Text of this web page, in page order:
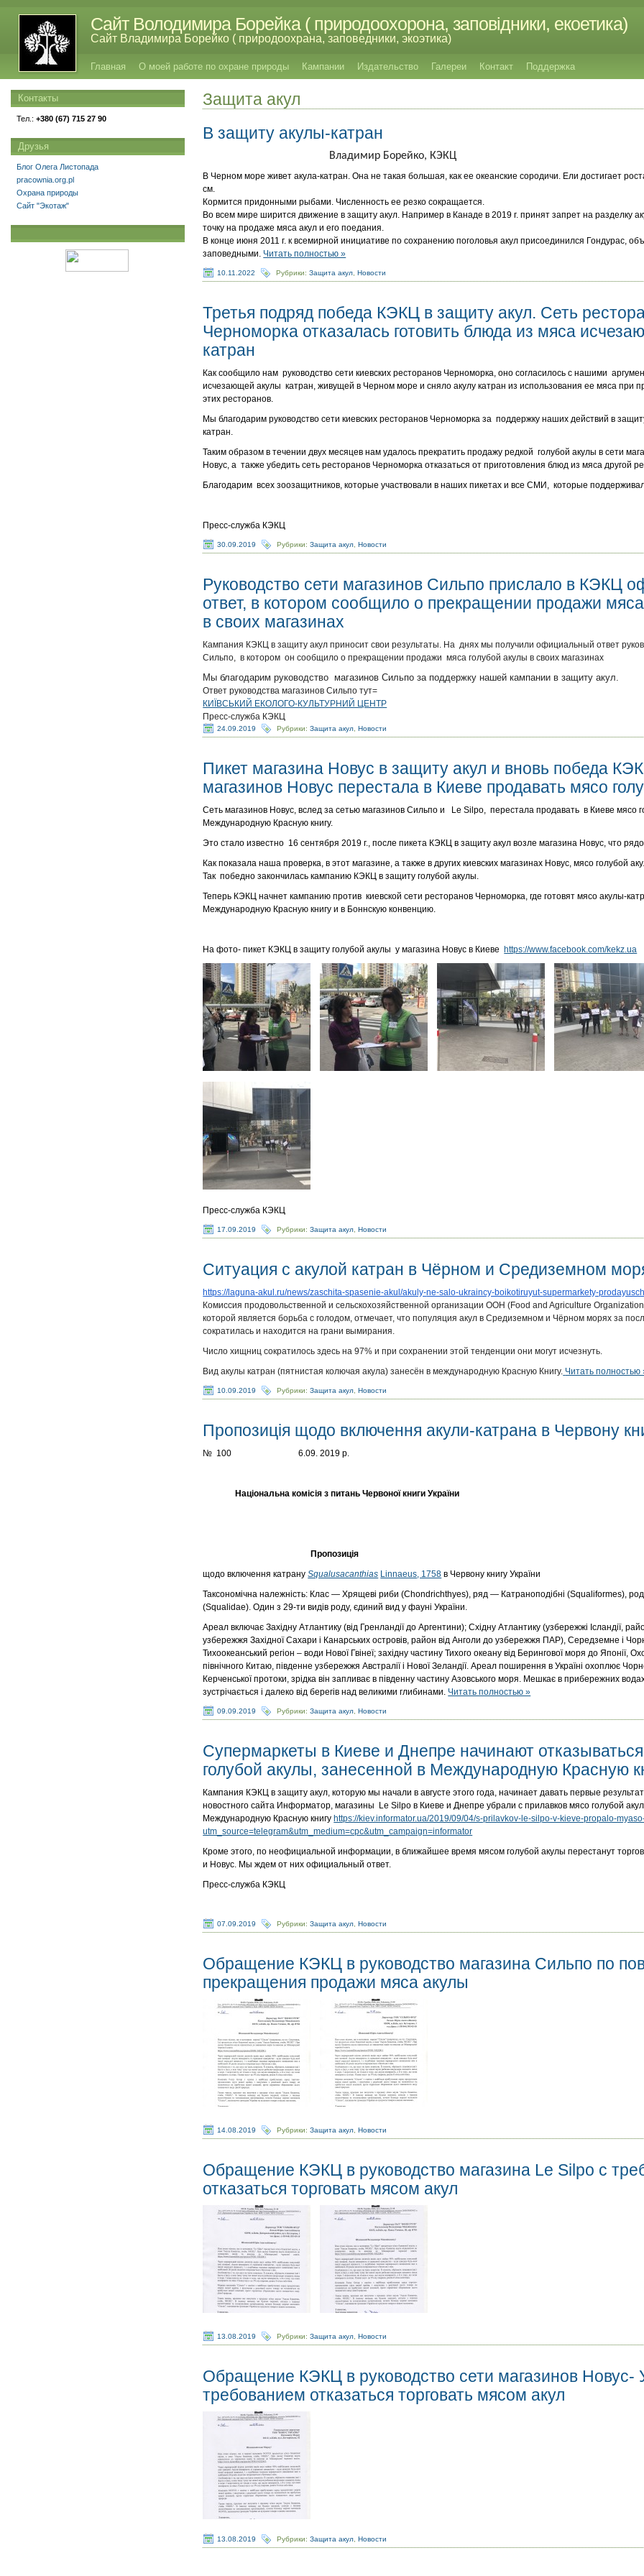
Сайт Володимира Борейка ( природоохорона, заповідники, екоетика)
Сайт Владимира Борейко ( природоохрана, заповедники, экоэтика)
Главная О моей работе по охране природы Кампании Издательство Галереи Контакт Поддержка
Защита акул
В защиту акулы-катран
Владимир Борейко, КЭКЦ
В Черном море живет акула-катран. Она не такая большая, как ее океанские сородичи. Ели достигает
см.
Кормится придонными рыбами. Численность ее резко сокращается.
Во всем мире ширится движение в защиту акул. Например в Канаде в 2019 г. принят запрет на разделку
точку на продаже мяса акул и его поедания.
В конце июня 2011 г. к всемирной инициативе по сохранению поголовья акул присоединился Гондурас,
заповедными. Читать полностью »
10.11.2022 Рубрики:Защита акул ,Новости
Третья подряд победа КЭКЦ в защиту акул. Сеть
Черноморка отказалась готовить блюда из мяса
катран
Как сообщило нам руководство сети киевских ресторанов Черноморка, оно согласилось с нашими
исчезающей акулы катран, живущей в Черном море и сняло акулу катран из использования ее мяса при
этих ресторанов.
Мы благодарим руководство сети киевских ресторанов Черноморка за поддержку наших действий в
катран.
Таким образом в течении двух месяцев нам удалось прекратить продажу редкой голубой акулы в сети
Новус, а также убедить сеть ресторанов Черноморка отказаться от приготовления блюд из мяса другой
Благодарим всех зоозащитников, которые участвовали в наших пикетах и все СМИ, которые
Пресс-служба КЭКЦ
30.09.2019 Рубрики:Защита акул ,Новости
Руководство сети магазинов Сильпо прислало в КЭКЦ
ответ, в котором сообщило о прекращении продажи
в своих магазинах
Кампания КЭКЦ в защиту акул приносит свои результаты. На днях мы получили официальный ответ
Сильпо, в котором он сообщило о прекращении продажи мяса голубой акулы в своих магазинах
Мы благодарим руководство магазинов Сильпо за поддержку нашей кампании в защиту акул.
Ответ руководства магазинов Сильпо тут=
КИЇВСЬКИЙ ЕКОЛОГО-КУЛЬТУРНИЙ ЦЕНТР
Пресс-служба КЭКЦ
24.09.2019 Рубрики:Защита акул ,Новости
Пикет магазина Новус в защиту акул и вновь победа
магазинов Новус перестала в Киеве продавать мясо
Сеть магазинов Новус, вслед за сетью магазинов Сильпо и Le Silpo, перестала продавать в Киеве мясо
Международную Красную книгу.
Это стало известно 16 сентября 2019 г., после пикета КЭКЦ в защиту акул возле магазина Новус, что
Как показала наша проверка, в этот магазине, а также в других киевских магазинах Новус, мясо голубой
Так победно закончилась кампанию КЭКЦ в защиту голубой акулы.
Теперь КЭКЦ начнет кампанию против киевской сети ресторанов Черноморка, где готовят мясо акулы-
Международную Красную книгу и в Боннскую конвенцию.
На фото- пикет КЭКЦ в защиту голубой акулы у магазина Новус в Киеве https://www.facebook.com/kekz.ua
Пресс-служба КЭКЦ
17.09.2019 Рубрики:Защита акул ,Новости
Ситуация с акулой катран в Чёрном и Средиземном
https://laguna-akul.ru/news/zaschita-spasenie-akul/akuly-ne-salo-ukraincy-boikotiruyut-supermarkety-
Комиссия продовольственной и сельскохозяйственной организации ООН (Food and Agriculture
которой является борьба с голодом, отмечает, что популяция акул в Средиземном и Чёрном морях за
сократилась и находится на грани вымирания.
Число хищниц сократилось здесь на 97% и при сохранении этой тенденции они могут исчезнуть.
Вид акулы катран (пятнистая колючая акула) занесён в международную Красную Книгу. Читать полностью
10.09.2019 Рубрики:Защита акул ,Новости
Пропозиція щодо включення акули-катрана в Червону
№ 100 6.09. 2019 р.
Національна комісія з питань Червоної книги України
Пропозиція
щодо включення катрануSqualusacanthias Linnaeus, 1758 в Червону книгу України
Таксономічна належність: Клас — Хрящеві риби (Chondrichthyes), ряд — Катраноподібні (Squaliformes),
(Squalidae). Один з 29-ти видів роду, єдиний вид у фауні України.
Ареал включає Західну Атлантику (від Гренландії до Аргентини); Східну Атлантику (узбережжі Ісландії,
узбережжя Західної Сахари і Канарських островів, район від Анголи до узбережжя ПАР), Середземне і
Тихоокеанський регіон – води Нової Гвінеї; західну частину Тихого океану від Берингової моря до Японії,
північного Китаю, південне узбережжя Австралії і Нової Зеландії. Ареал поширення в Україні охоплює
Керченської протоки, зрідка він запливає в південну частину Азовського моря. Мешкає в прибережних
зустрічається і далеко від берегів над великими глибинами. Читать полностью »
09.09.2019 Рубрики:Защита акул ,Новости
Супермаркеты в Киеве и Днепре начинают
голубой акулы, занесенной в Международную Красную
Кампания КЭКЦ в защиту акул, которую мы начали в августе этого года, начинает давать первые
новостного сайта Информатор, магазины Le Silpo в Киеве и Днепре убрали с прилавков мясо голубой
Международную Красную книгу https://kiev.informator.ua/2019/09/04/s-prilavkov-le-silpo-v-kieve-propalo-
utm_source=telegram&utm_medium=cpc&utm_campaign=informator
Кроме этого, по неофициальной информации, в ближайшее время мясом голубой акулы перестанут
и Новус. Мы ждем от них официальный ответ.
Пресс-служба КЭКЦ
07.09.2019 Рубрики:Защита акул ,Новости
Обращение КЭКЦ в руководство магазина Сильпо по
прекращения продажи мяса акулы
14.08.2019 Рубрики:Защита акул ,Новости
Обращение КЭКЦ в руководство магазина Le Silpo с
отказаться торговать мясом акул
13.08.2019 Рубрики:Защита акул ,Новости
Обращение КЭКЦ в руководство сети магазинов Новус-
требованием отказаться торговать мясом акул
13.08.2019 Рубрики:Защита акул ,Новости
Контакты
Тел.: +380 (67) 715 27 90
Друзья
Блог Олега Листопада
pracownia.org.pl
Охрана природы
Сайт "Экотаж"